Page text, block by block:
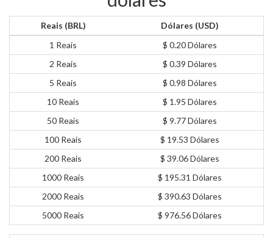
Reais (BRL)
Dólares (USD)
1 Reais
$ 0.20 Dólares
2 Reais
$ 0.39 Dólares
5 Reais
$ 0.98 Dólares
10 Reais
$ 1.95 Dólares
50 Reais
$ 9.77 Dólares
100 Reais
$ 19.53 Dólares
200 Reais
$ 39.06 Dólares
1000 Reais
$ 195.31 Dólares
2000 Reais
$ 390.63 Dólares
5000 Reais
$ 976.56 Dólares